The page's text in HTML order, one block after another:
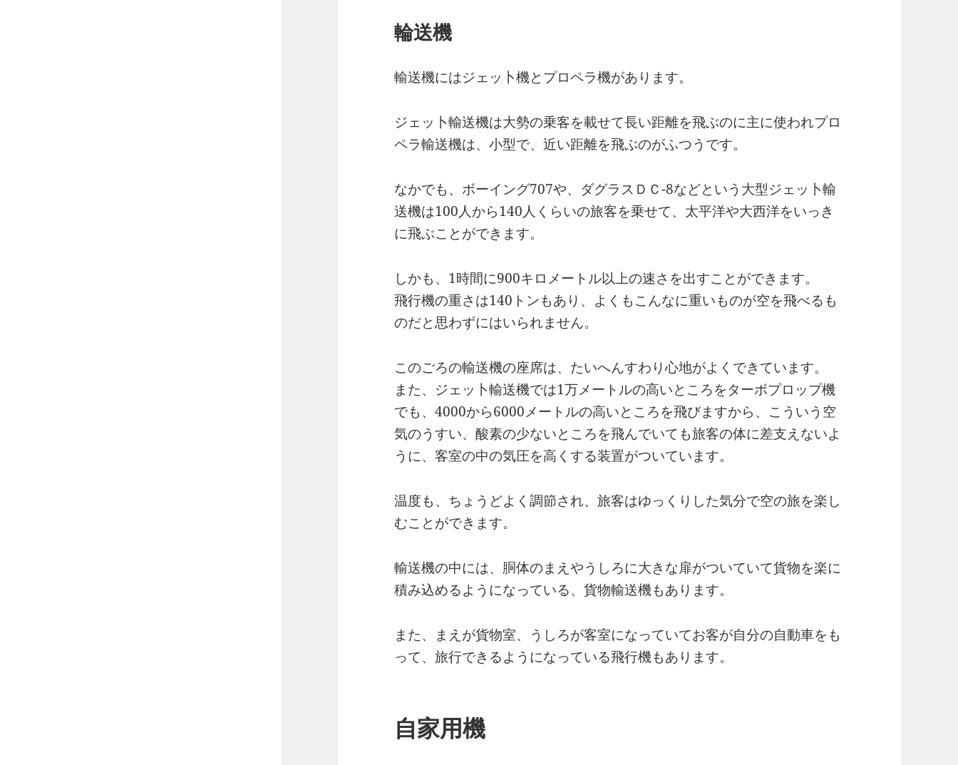
輪送機
輸送機にはジェッ卜機とプロペラ機があります。
ジェッ卜輸送機は大勢の乗客を載せて長い距離を飛ぶのに主に使われプロ
ペラ輸送機は、小型で、近い距離を飛ぶのがふつうです。
なかでも、ボーイング707や、ダグラスＤＣ-8などという大型ジェッ卜輸
送機は100人から140人くらいの旅客を乗せて、太平洋や大西洋をいっき
に飛ぶことができます。
しかも、1時間に900キロメートル以上の速さを出すことができます。
飛行機の重さは140トンもあり、よくもこんなに重いものが空を飛べるも
のだと思わずにはいられません。
このごろの輸送機の座席は、たいへんすわり心地がよくできています。
また、ジェッ卜輸送機では1万メートルの高いところをターボプロップ機
でも、4000から6000メートルの高いところを飛びますから、こういう空
気のうすい、酸素の少ないところを飛んでいても旅客の体に差支えないよ
うに、客室の中の気圧を高くする装置がついています。
温度も、ちょうどよく調節され、旅客はゆっくりした気分で空の旅を楽し
むことができます。
輸送機の中には、胴体のまえやうしろに大きな扉がついていて貨物を楽に
積み込めるようになっている、貨物輸送機もあります。
また、まえが貨物室、うしろが客室になっていてお客が自分の自動車をも
って、旅行できるようになっている飛行機もあります。
自家用機